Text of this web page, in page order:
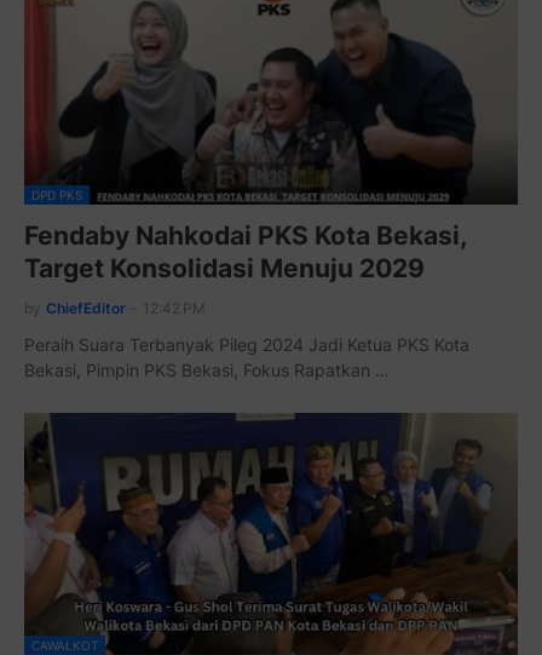
DPD PKS
Fendaby Nahkodai PKS Kota Bekasi,
Target Konsolidasi Menuju 2029
by ChiefEditor 12:42 PM
Peraih Suara Terbanyak Pileg 2024 Jadi Ketua PKS Kota
Bekasi, Pimpin PKS Bekasi, Fokus Rapatkan …
CAWALKOT